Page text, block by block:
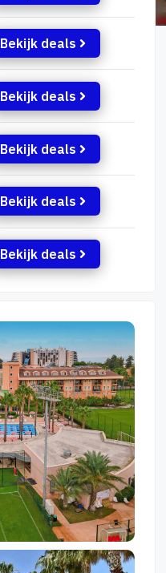
Bekijk deals
Bekijk deals
Bekijk deals
Bekijk deals
Bekijk deals